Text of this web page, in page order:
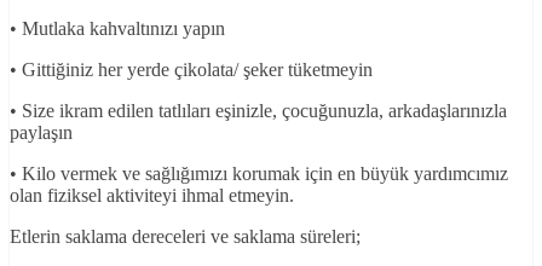
• Mutlaka kahvaltınızı yapın
• Gittiğiniz her yerde çikolata/ şeker tüketmeyin
• Size ikram edilen tatlıları eşinizle, çocuğunuzla, arkadaşlarınızla
paylaşın
• Kilo vermek ve sağlığımızı korumak için en büyük yardımcımız
olan fiziksel aktiviteyi ihmal etmeyin.
Etlerin saklama dereceleri ve saklama süreleri;